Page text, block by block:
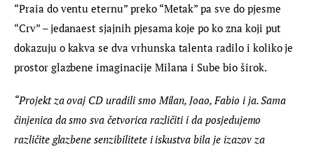
“Praia do ventu eternu” preko “Metak” pa sve do pjesme
“Crv” – jedanaest sjajnih pjesama koje po ko zna koji put
dokazuju o kakva se dva vrhunska talenta radilo i koliko je
prostor glazbene imaginacije Milana i Sube bio širok.
“Projekt za ovaj CD uradili smo Milan, Joao, Fabio i ja. Sama
činjenica da smo sva četvorica različiti i da posjedujemo
različite glazbene senzibilitete i iskustva bila je izazov za